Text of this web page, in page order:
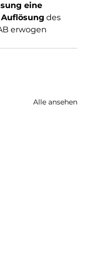
eine
des
erwogen
Alle ansehen